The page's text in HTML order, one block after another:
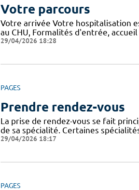
Votre parcours
Votre arrivée Votre hospitalisation
au CHU, Formalités d'entrée,
29/04/2026 18:28
PAGES
Prendre rendez-vous
La prise de rendez-vous se fait
de sa spécialité. Certaines
29/04/2026 18:17
PAGES